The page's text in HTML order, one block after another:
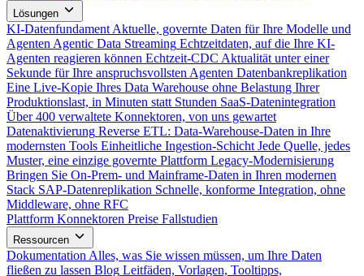
Lösungen
KI-Datenfundament Aktuelle, governte Daten für Ihre Modelle und
Agenten Agentic Data Streaming Echtzeitdaten, auf die Ihre KI-
Agenten reagieren können Echtzeit-CDC Aktualität unter einer
Sekunde für Ihre anspruchsvollsten Agenten Datenbankreplikation
Eine Live-Kopie Ihres Data Warehouse ohne Belastung Ihrer
Produktionslast, in Minuten statt Stunden SaaS-Datenintegration
Über 400 verwaltete Konnektoren, von uns gewartet
Datenaktivierung Reverse ETL: Data-Warehouse-Daten in Ihre
modernsten Tools Einheitliche Ingestion-Schicht Jede Quelle, jedes
Muster, eine einzige governte Plattform Legacy-Modernisierung
Bringen Sie On-Prem- und Mainframe-Daten in Ihren modernen
Stack SAP-Datenreplikation Schnelle, konforme Integration, ohne
Middleware, ohne RFC
Plattform Konnektoren Preise Fallstudien
Ressourcen
Dokumentation Alles, was Sie wissen müssen, um Ihre Daten
fließen zu lassen Blog Leitfäden, Vorlagen, Tooltipps,